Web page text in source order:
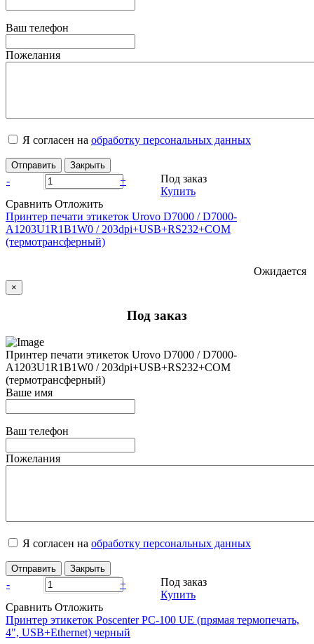
Ваш телефон
Пожелания
Я согласен на обработку персональных данных
Отправить Закрыть
- +
Под заказ
Купить
Сравнить Отложить
Принтер печати этикеток Urovo D7000 / D7000-
A1203U1R1B1W0 / 203dpi+USB+RS232+COM
(термотрансферный)
Ожидается
×
Под заказ
Принтер печати этикеток Urovo D7000 / D7000-
A1203U1R1B1W0 / 203dpi+USB+RS232+COM
(термотрансферный)
Ваше имя
Ваш телефон
Пожелания
Я согласен на обработку персональных данных
Отправить Закрыть
- +
Под заказ
Купить
Сравнить Отложить
Принтер этикеток Poscenter PC-100 UE (прямая термопечать,
4", USB+Ethernet) черный